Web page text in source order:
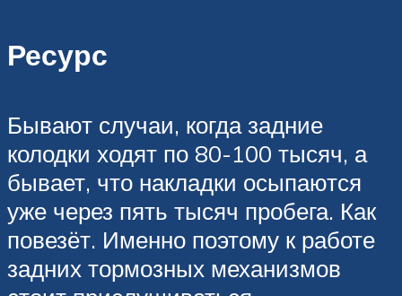
Ресурс
Бывают случаи, когда задние
колодки ходят по 80-100 тысяч, а
бывает, что накладки осыпаются
уже через пять тысяч пробега. Как
повезёт. Именно поэтому к работе
задних тормозных механизмов